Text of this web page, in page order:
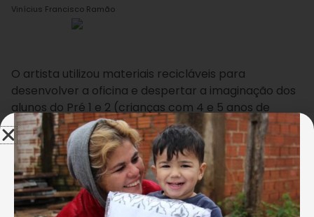
Vinícius Francisco Ramão
O artista utilizou materiais recicláveis para
desenvolver a oficina e despertar a imaginação dos
alunos do Pré 1 e 2 (crianças com 4 e 5 anos de
idade). Elvo também aproveitou para compartilhar
suas experiências e momentos marcantes de sua
trajetória. Ao final, os meninos e meninas atendidos
pela escola da LBV farão uma exibição das artes
desenvolvidas por eles próprios, com a ajuda do
escultor.